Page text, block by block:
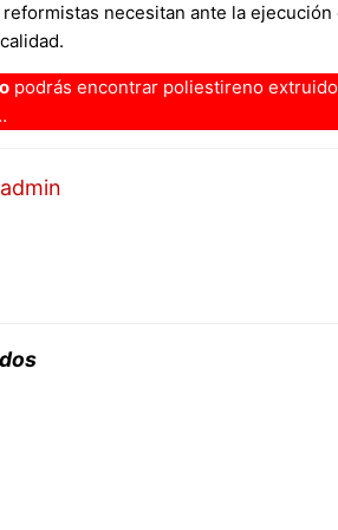
necesitan ante la
podrás encontrar poliestireno
admin